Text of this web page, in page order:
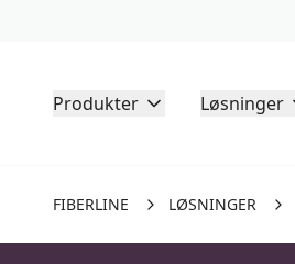
Produkter Løsninger
FIBERLINE LØSNINGER